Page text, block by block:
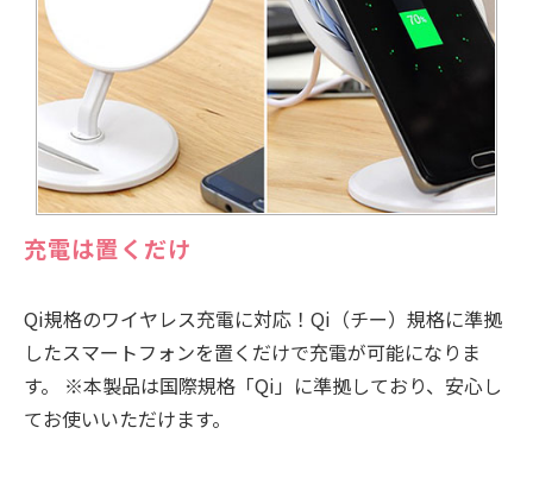
充電は置くだけ
Qi規格のワイヤレス充電に対応！Qi（チー）規格に準拠
したスマートフォンを置くだけで充電が可能になりま
す。 ※本製品は国際規格「Qi」に準拠しており、安心し
てお使いいただけます。